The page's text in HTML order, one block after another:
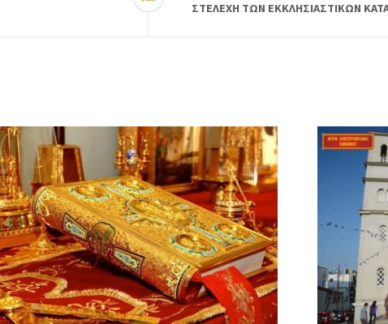
ΣΤΕΛΕΧΗ ΤΩΝ ΕΚΚΛΗΣΙΑΣΤΙΚΩΝ